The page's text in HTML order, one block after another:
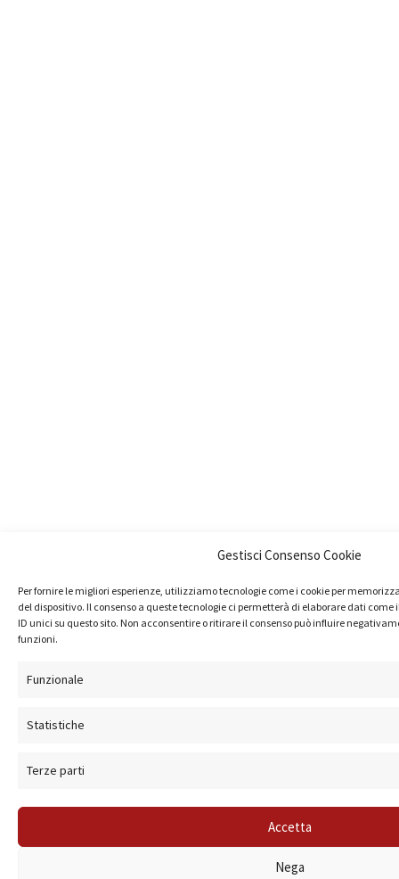
Gestisci Consenso Cookie
Per fornire le migliori esperienze, utilizziamo tecnologie come i cookie per
del dispositivo. Il consenso a queste tecnologie ci permetterà di elaborare dati
ID unici su questo sito. Non acconsentire o ritirare il consenso può influire
funzioni.
Funzionale
Statistiche
Terze parti
Accetta
Nega